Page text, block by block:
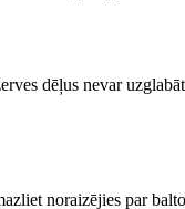
dēļus nevar
noraizējies par